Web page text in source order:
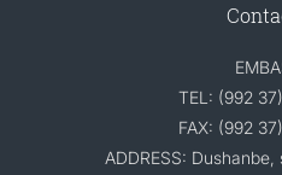
TEL: (992
FAX: (992
ADDRESS: